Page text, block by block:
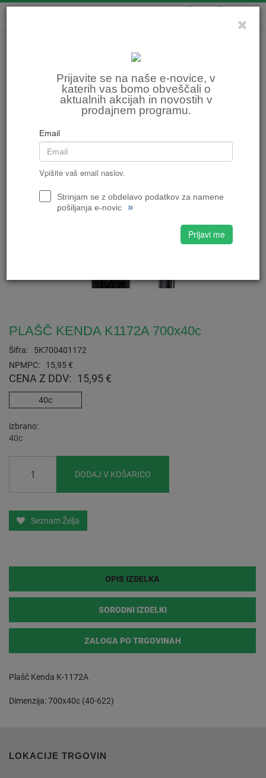
Prijavite se na naše e-novice, v
katerih vas bomo obveščali o
aktualnih akcijah in novostih v
prodajnem programu.
Email
Vpišite vaš email naslov.
Strinjam se z obdelavo podatkov za namene
pošiljanja e-novic
»
Prijavi me
PLAŠČ KENDA K1172A 700x40c
Šifra:
5K700401172
NPMPC:
15,95 €
CENA Z DDV: 15,95 €
40c
izbrano
40c
DODAJ V KOŠARICO
Seznam Želja
OPIS IZDELKA
SORODNI IZDELKI
ZALOGA PO TRGOVINAH
Plašč Kenda K-1172A
Dimenzija: 700x40c (40-622)
LOKACIJE TRGOVIN